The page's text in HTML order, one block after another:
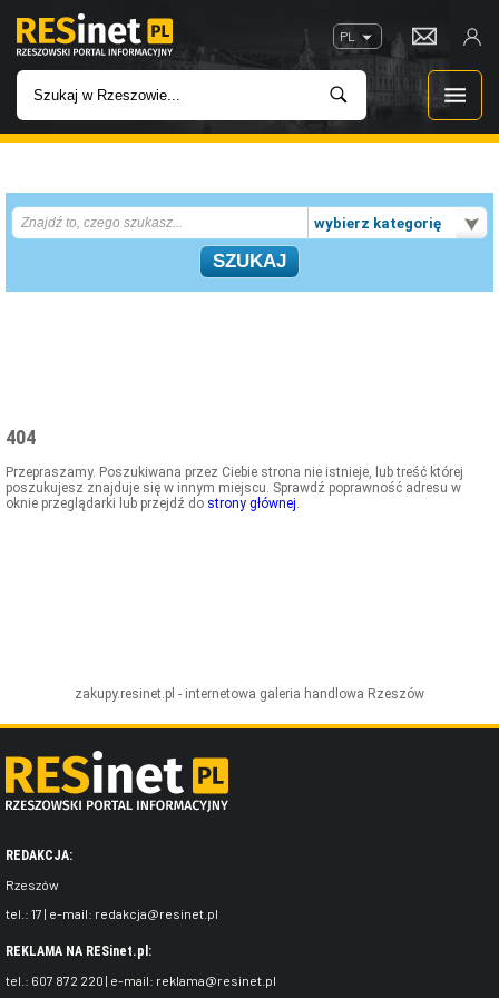
PL
INWESTYCJE
IMPREZY
GASTRONOMIA
wybierz kategorię
404
Przepraszamy. Poszukiwana przez Ciebie strona nie istnieje, lub treść której
poszukujesz znajduje się w innym miejscu. Sprawdź poprawność adresu w
oknie przeglądarki lub przejdź do strony głównej.
zakupy.resinet.pl - internetowa galeria handlowa Rzeszów
REDAKCJA:
Rzeszów
tel.: 17 | e-mail: redakcja@resinet.pl
REKLAMA NA RESinet.pl:
tel.: 607 872 220 | e-mail: reklama@resinet.pl